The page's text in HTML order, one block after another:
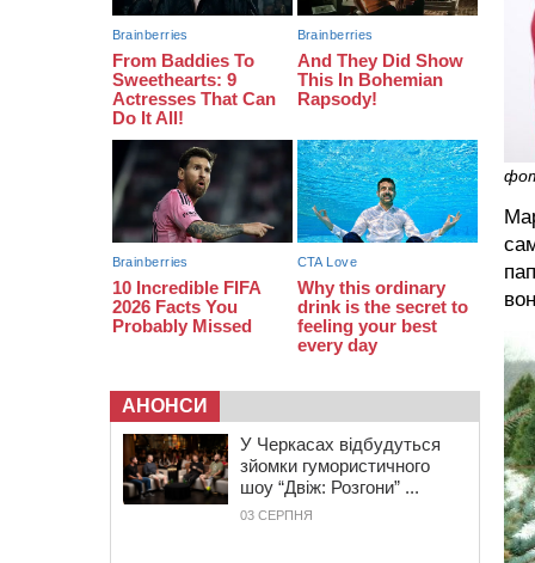
08:22 “На щиті” у Чорнобаївську
громаду повертається полеглий
біля Кліщіївки воїн
07:30
Понад 968 мільйонів гривень
Черкащині
АНОНСИ
У Черкасах відбудуться
зйомки гумористичного
шоу “Двіж: Розгони” ...
03 СЕРПНЯ